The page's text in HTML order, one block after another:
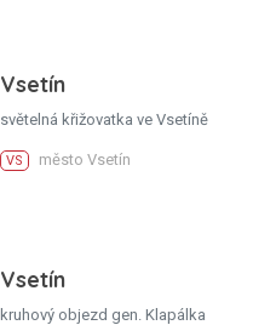
Vsetín
světelná křižovatka ve Vsetíně
VS město Vsetín
Vsetín
kruhový objezd gen. Klapálka